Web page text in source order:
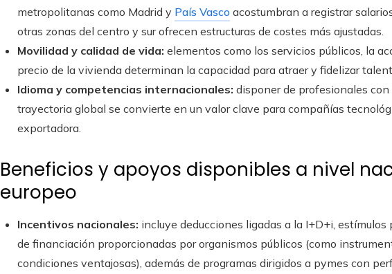
metropolitanas como Madrid y País Vasco acostumbran a registrar
otras zonas del centro y sur ofrecen estructuras de costes más ajustadas.
Movilidad y calidad de vida: elementos como los servicios públicos, la
precio de la vivienda determinan la capacidad para atraer y fidelizar
Idioma y competencias internacionales: disponer de profesionales
trayectoria global se convierte en un valor clave para compañías
exportadora.
Beneficios y apoyos disponibles a nivel
europeo
Incentivos nacionales: incluye deducciones ligadas a la I+D+i,
de financiación proporcionadas por organismos públicos (como
condiciones ventajosas), además de programas dirigidos a pymes con